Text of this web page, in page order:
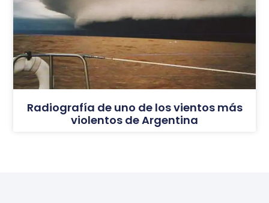
Radiografía de uno de los vientos más
violentos de Argentina